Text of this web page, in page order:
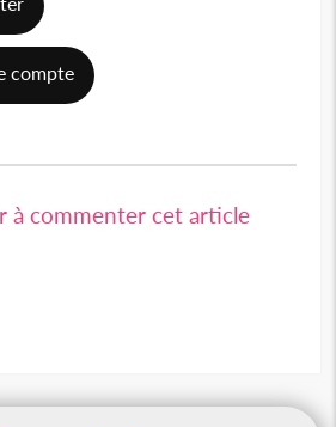
compte
à commenter cet article